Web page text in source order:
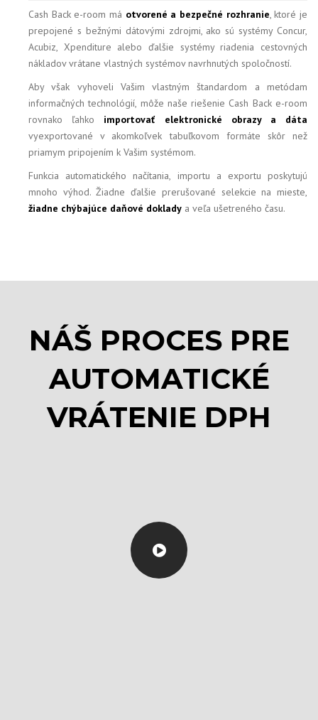
Cash Back e-room má otvorené a bezpečné rozhranie, ktoré je
prepojené s bežnými dátovými zdrojmi, ako sú systémy Concur,
Acubiz, Xpenditure alebo ďalšie systémy riadenia cestovných
nákladov vrátane vlastných systémov navrhnutých spoločností.
Aby však vyhoveli Vašim vlastným štandardom a metódam
informačných technológií, môže naše riešenie Cash Back e-room
rovnako ľahko importovať elektronické obrazy a dáta
vyexportované v akomkoľvek tabuľkovom formáte skôr než
priamym pripojením k Vašim systémom.
Funkcia automatického načítania, importu a exportu poskytujú
mnoho výhod. Žiadne ďalšie prerušované selekcie na mieste,
žiadne chýbajúce daňové doklady a veľa ušetreného času.
NÁŠ PROCES PRE
AUTOMATICKÉ
VRÁTENIE DPH